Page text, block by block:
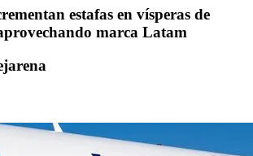
estafas en vísperas de
marca Latam